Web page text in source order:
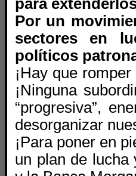
para
Por un
sectores en
políticos
¡Hay que
¡Ninguna
“progresiva”,
desorganizar
¡Para poner en
un plan de lucha